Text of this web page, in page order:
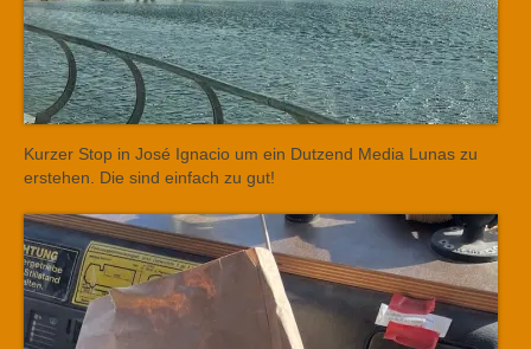
Kurzer Stop in José Ignacio um ein Dutzend Media Lunas zu
erstehen. Die sind einfach zu gut!